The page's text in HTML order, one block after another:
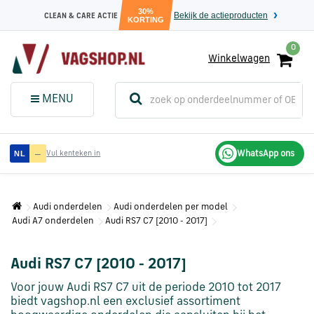
CLEAN & CARE ACTIE
30%
KORTING
Bekijk de actieproducten
0
Winkelwagen
MENU
Menu (Sluit dit
menuvenster)
Audi
onderdelen
Volkswagen
onderdelen
SEAT
onderdelen
NL — Vul kenteken in WhatsApp ons
Audi onderdelen
Audi onderdelen per model
Audi A7 onderdelen
Audi RS7 C7 [2010 - 2017]
Audi RS7 C7 [2010 - 2017]
Voor jouw Audi RS7 C7 uit de periode 2010 tot 2017
biedt vagshop.nl een exclusief assortiment